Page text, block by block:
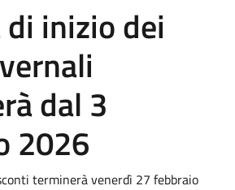
di inizio dei
dal 3
2026
terminerà venerdì 27 febbraio